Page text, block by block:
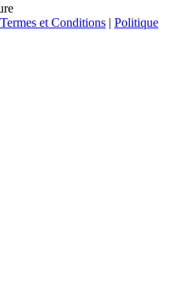
Termes et Conditions | Politique